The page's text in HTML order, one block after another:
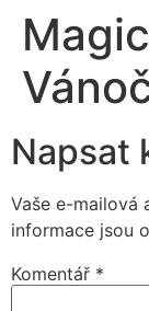
Napsat
Vaše e-mailová
informace jsou
Komentář *